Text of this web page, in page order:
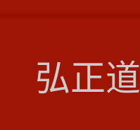
弘正道